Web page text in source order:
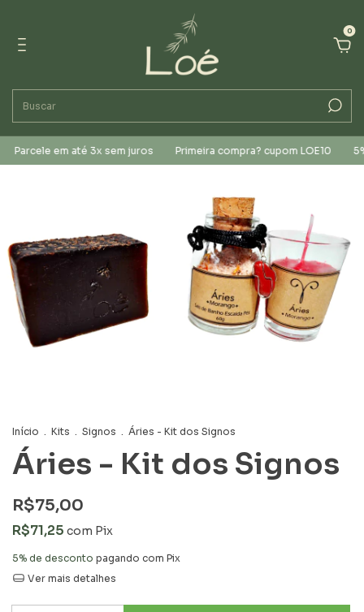
0
em até 3x sem juros Primeira compra? cupom LOE10 5%OFF
Início Kits Signos Áries - Kit dos Signos
Áries - Kit dos Signos
R$75,00
R$71,25 com Pix
5% de desconto pagando com Pix
Ver mais detalhes